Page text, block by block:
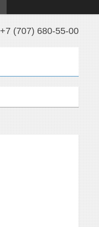
+7 (707) 680-55-00